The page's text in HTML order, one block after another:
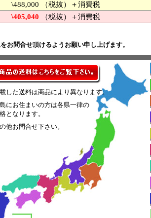
\488,000 （税抜）＋消費税
\405,040 （税抜）＋消費税
お問合せ頂けるようお願い申し上げます。
載した送料は商品により異なります。
島にお住まいの方は各県一律の
となります。
他お問合せ下さい。